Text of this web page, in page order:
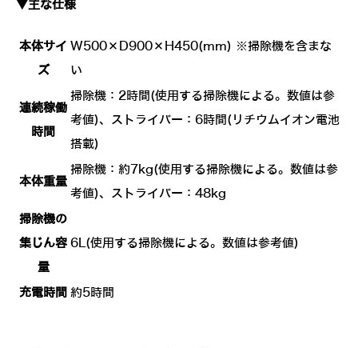
▼主な仕様
本体サイ
ズ
W500×D900×H450(mm) ※掃除機を含まな
い
連続稼働
時間
掃除機：2時間(使用する掃除機による。数値は参
考値)、ストライバー：6時間(リチウムイオン電池
搭載)
本体重量
掃除機：約7kg(使用する掃除機による。数値は参
考値)、ストライバー：48kg
掃除機の
集じん容
量
6L(使用する掃除機による。数値は参考値)
充電時間 約5時間